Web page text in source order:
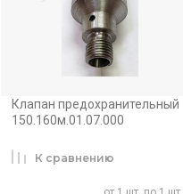
Клапан предохранительный
150.160м.01.07.000
К сравнению